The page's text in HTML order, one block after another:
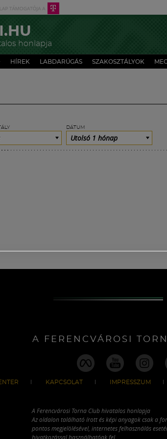
honlapja
HÍREK LABDARÚGÁS SZAKOSZTÁLYOK
DÁTUM
Utolsó 1 hónap
A FERENCVÁROSI
KAPCSOLAT IMPRESSZUM
A Ferencvárosi Torna Club hivatalos honlapja
Az oldalon található írott és képi anyagok csak a
pontos megjelölésével, internetes felhasználás
hivatkozással használhatóak fel.